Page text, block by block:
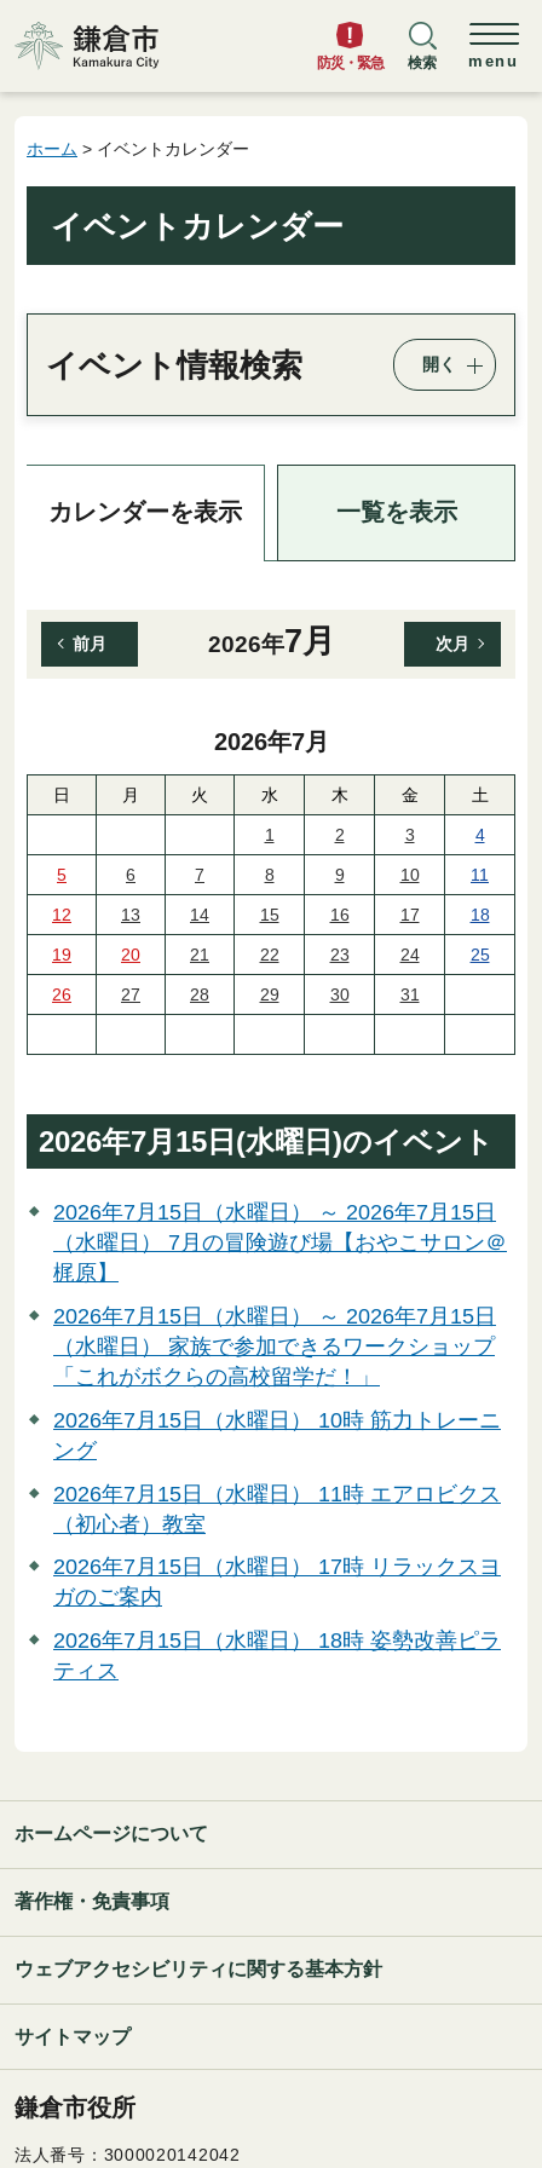
鎌倉市
防災・緊急 検索 menu
ホーム > イベントカレンダー
イベントカレンダー
イベント情報検索 開く
カレンダーを表示 一覧を表示
前月 2026年7月 次月
2026年7月
日 月 火 水 木 金 土
1 2 3 4
5 6 7 8 9 10 11
12 13 14 15 16 17 18
19 20 21 22 23 24 25
26 27 28 29 30 31
2026年7月15日(水曜日)のイベント
2026年7月15日（水曜日） ～ 2026年7月15日
（水曜日） 7月の冒険遊び場【おやこサロン＠
梶原】
2026年7月15日（水曜日） ～ 2026年7月15日
（水曜日） 家族で参加できるワークショップ
「これがボクらの高校留学だ！」
2026年7月15日（水曜日） 10時 筋力トレーニ
ング
2026年7月15日（水曜日） 11時 エアロビクス
（初心者）教室
2026年7月15日（水曜日） 17時 リラックスヨ
ガのご案内
2026年7月15日（水曜日） 18時 姿勢改善ピラ
ティス
ホームページについて
著作権・免責事項
ウェブアクセシビリティに関する基本方針
サイトマップ
鎌倉市役所
法人番号：3000020142042